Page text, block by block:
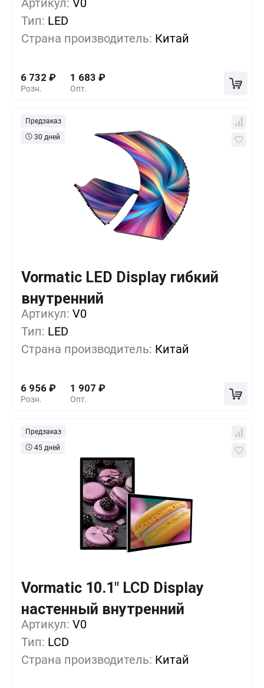
Артикул: V0
Тип: LED
Страна производитель: Китай
Розн.
6 732 ₽
Опт.
1 683 ₽
5+
10+ -50%
Предзаказ
30 дней
Vormatic LED Display гибкий
внутренний
Артикул: V0
Тип: LED
Страна производитель: Китай
Розн.
6 956 ₽
Опт.
1 907 ₽
Выгода
1+
5+
10+ -48%
Предзаказ
45 дней
Vormatic 10.1" LCD Display
настенный внутренний
Артикул: V0
Тип: LCD
Страна производитель: Китай
Выгода
1+
5+
10+ -35%